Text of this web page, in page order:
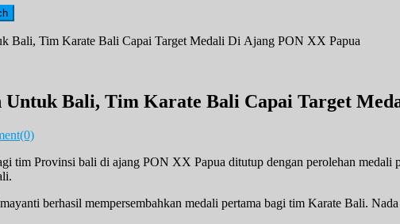
Bali, Tim Karate Bali Capai Target
tim Provinsi bali di ajang PON XX Papua ditutup dengan perolehan
berhasil mempersembahkan medali pertama bagi tim Karate Bali.